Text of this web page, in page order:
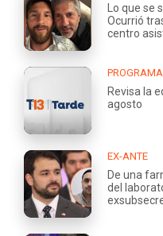
Lo que
Ocurrió
centro
Revisa la
agosto
EX-ANTE
De una
del